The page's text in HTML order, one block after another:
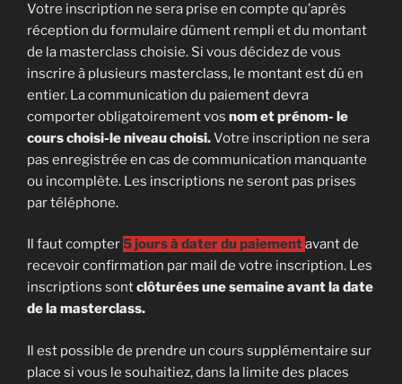
Votre inscription ne sera prise en compte qu’après
réception du formulaire dûment rempli et du montant
de la masterclass choisie. Si vous décidez de vous
inscrire à plusieurs masterclass, le montant est dû en
entier. La communication du paiement devra
comporter obligatoirement vos nom et prénom- le
cours choisi-le niveau choisi.Votre inscription ne sera
pas enregistrée en cas de communication manquante
ou incomplète. Les inscriptions ne seront pas prises
par téléphone.
Il faut compter5 jours à dater du paiementavant de
recevoir confirmation par mail de votre inscription. Les
inscriptions sontclôturées une semaine avant la date
de la masterclass.
Il est possible de prendre un cours supplémentaire sur
place si vous le souhaitiez, dans la limite des places